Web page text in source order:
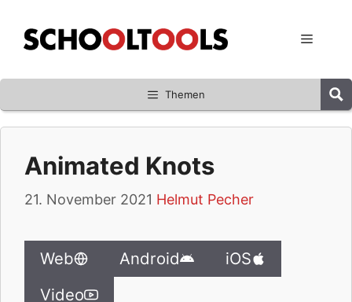
Inhalt
springen
Menü
Themen
Animated Knots
21. November 2021 Helmut Pecher
Web Android
iOS
Video